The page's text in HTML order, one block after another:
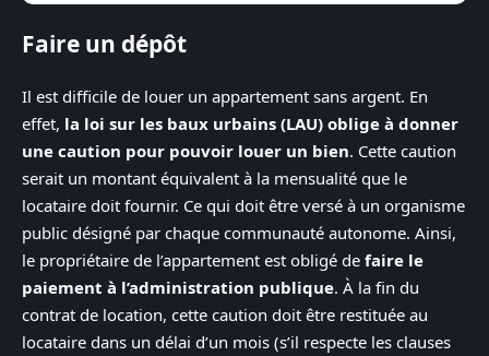
Faire un dépôt
Il est difficile de louer un appartement sans argent. En
effet, la loi sur les baux urbains (LAU) oblige à donner
une caution pour pouvoir louer un bien. Cette caution
serait un montant équivalent à la mensualité que le
locataire doit fournir. Ce qui doit être versé à un organisme
public désigné par chaque communauté autonome. Ainsi,
le propriétaire de l’appartement est obligé de faire le
paiement à l’administration publique. À la fin du
contrat de location, cette caution doit être restituée au
locataire dans un délai d’un mois (s’il respecte les clauses